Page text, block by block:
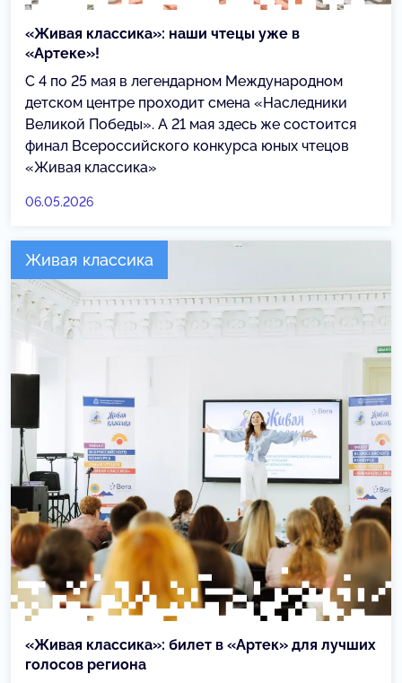
«Живая классика»: наши чтецы уже в
«Артеке»!
С 4 по 25 мая в легендарном Международном
детском центре проходит смена «Наследники
Великой Победы». А 21 мая здесь же состоится
финал Всероссийского конкурса юных чтецов
«Живая классика»
06.05.2026
Живая классика
«Живая классика»: билет в «Артек» для лучших
голосов региона